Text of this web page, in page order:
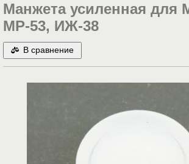
Манжета усиленная для
МР-53, ИЖ-38
В сравнение